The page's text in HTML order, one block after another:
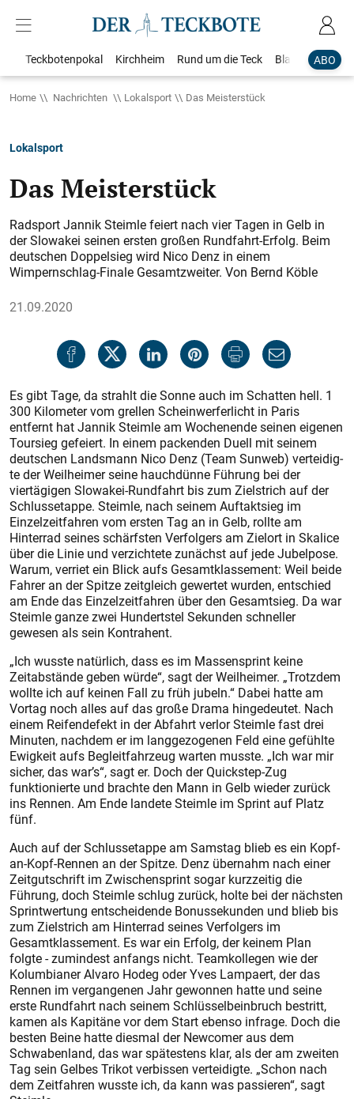
ABO
Teckbotenpokal Kirchheim Rund um die Teck Blaulicht
Home Nachrichten Lokalsport Das Meisterstück
Lokalsport
Das Meisterstück
Radsport Jannik Steimle feiert nach vier Tagen in Gelb in
der Slowakei seinen ersten großen Rundfahrt-Erfolg. Beim
deutschen Doppelsieg wird Nico Denz in einem
Wimpernschlag-Finale Gesamtzweiter. Von Bernd Köble
21.09.2020
Es gibt Tage, da strahlt die Sonne auch im Schatten hell. 1
300 Kilometer vom grellen Scheinwerferlicht in Paris
entfernt hat Jannik Steimle am Wochenende seinen eigenen
Toursieg gefeiert. In einem packenden Duell mit seinem
deutschen Landsmann Nico Denz (Team Sunweb) verteidig­
te der Weilheimer seine hauchdünne Führung bei der
viertägigen Slowakei-Rundfahrt bis zum Zielstrich auf der
Schlussetappe. Steimle, nach seinem Auftaktsieg im
Einzelzeitfahren vom ersten Tag an in Gelb, rollte am
Hinterrad seines schärfsten Verfolgers am Zielort in Skalice
über die Linie und verzichtete zunächst auf jede Jubelpose.
Warum, verriet ein Blick aufs Gesamtklassement: Weil beide
Fahrer an der Spitze zeitgleich gewertet wurden, entschied
am Ende das Einzelzeitfahren über den Gesamtsieg. Da war
Steimle ganze zwei Hundertstel Sekunden schneller
gewesen als sein Kontrahent.
„Ich wusste natürlich, dass es im Massensprint keine
Zeitabstände geben würde“, sagt der Weilheimer. „Trotzdem
wollte ich auf keinen Fall zu früh jubeln.“ Dabei hatte am
Vortag noch alles auf das große Drama hingedeutet. Nach
einem Reifendefekt in der Abfahrt verlor Steimle fast drei
Minuten, nachdem er im langgezogenen Feld eine gefühlte
Ewigkeit aufs Begleitfahrzeug warten musste. „Ich war mir
sicher, das war’s“, sagt er. Doch der Quickstep-Zug
funktionierte und brachte den Mann in Gelb wieder zurück
ins Rennen. Am Ende landete Steimle im Sprint auf Platz
fünf.
Auch auf der Schlussetappe am Samstag blieb es ein Kopf-
an-Kopf-Rennen an der Spitze. Denz übernahm nach einer
Zeitgutschrift im Zwischensprint sogar kurzzeitig die
Führung, doch Steimle schlug zurück, holte bei der nächsten
Sprintwertung entscheidende Bonussekunden und blieb bis
zum Zielstrich am Hinterrad seines Verfolgers im
Gesamtklassement. Es war ein Erfolg, der keinem Plan
folgte - zumindest anfangs nicht. Teamkollegen wie der
Kolumbianer Alvaro Hodeg oder Yves Lampaert, der das
Rennen im vergangenen Jahr gewonnen hatte und seine
erste Rundfahrt nach seinem Schlüsselbeinbruch bestritt,
kamen als Kapitäne vor dem Start ebenso infrage. Doch die
besten Beine hatte diesmal der Newcomer aus dem
Schwabenland, das war spätestens klar, als der am zweiten
Tag sein Gelbes Trikot verbissen verteidig­te. „Schon nach
dem Zeitfahren wusste ich, da kann was passieren“, sagt